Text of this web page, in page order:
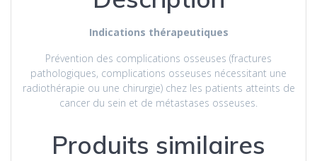
Indications thérapeutiques
Prévention des complications osseuses (fractures
pathologiques, complications osseuses nécessitant une
radiothérapie ou une chirurgie) chez les patients atteints de
cancer du sein et de métastases osseuses.
Produits similaires